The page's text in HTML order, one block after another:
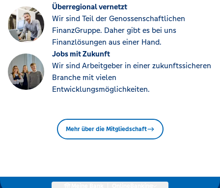
Überregional vernetzt
Wir sind Teil der Genossenschaftlichen
FinanzGruppe. Daher gibt es bei uns
Finanzlösungen aus einer Hand.
Jobs mit Zukunft
Wir sind Arbeitgeber in einer zukunftssicheren
Branche mit vielen
Entwicklungsmöglichkeiten.
Mehr über die Mitgliedschaft